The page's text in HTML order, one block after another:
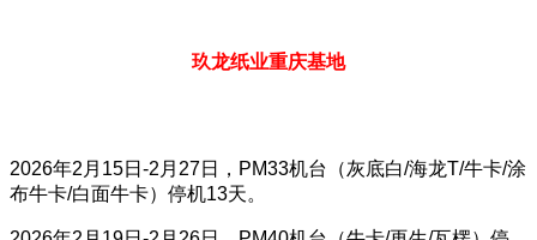
玖龙纸业重庆基地
2026年2月15日-2月27日，PM33机台（灰底白/海龙T/牛卡/涂
布牛卡/白面牛卡）停机13天。